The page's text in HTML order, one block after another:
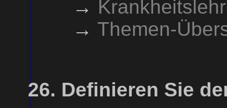
→
→ Themen-
Definieren Sie